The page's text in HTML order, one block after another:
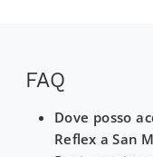
FAQ
Dove posso
Reflex a San